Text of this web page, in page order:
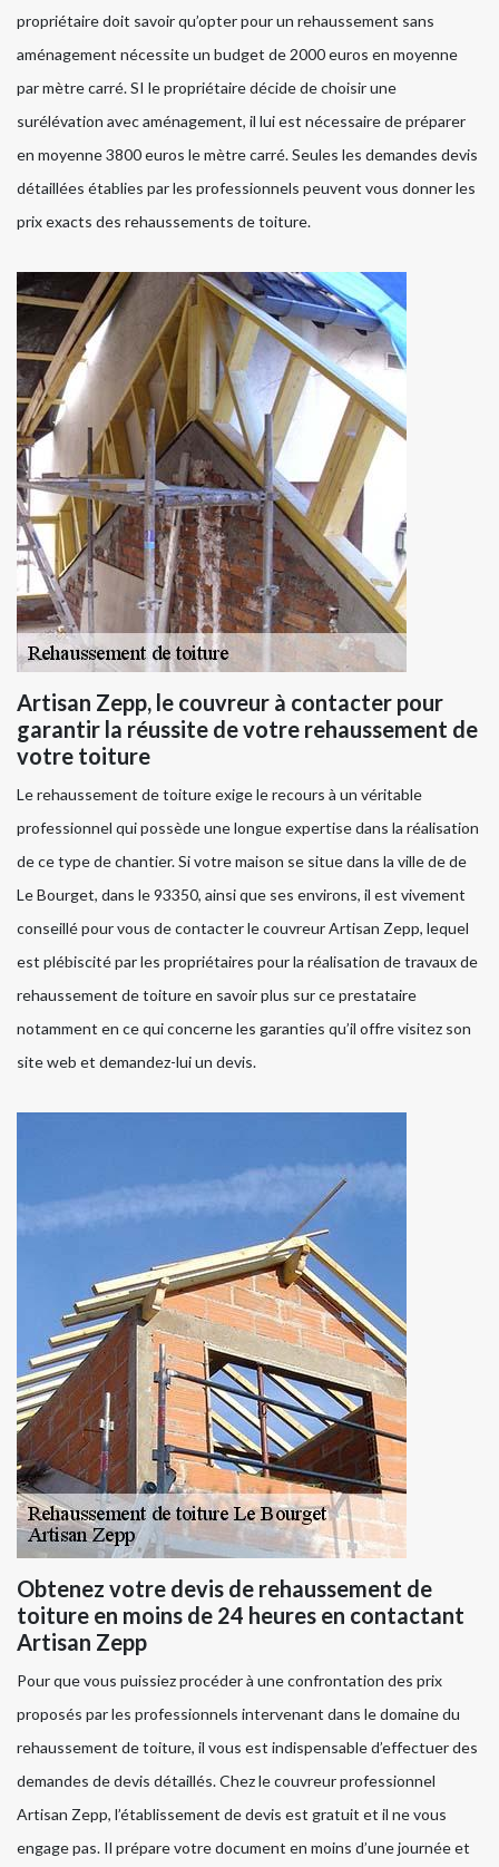
propriétaire doit savoir qu’opter pour un rehaussement sans
aménagement nécessite un budget de 2000 euros en moyenne
par mètre carré. SI le propriétaire décide de choisir une
surélévation avec aménagement, il lui est nécessaire de préparer
en moyenne 3800 euros le mètre carré. Seules les demandes devis
détaillées établies par les professionnels peuvent vous donner les
prix exacts des rehaussements de toiture.
Artisan Zepp, le couvreur à contacter pour
garantir la réussite de votre rehaussement de
votre toiture
Le rehaussement de toiture exige le recours à un véritable
professionnel qui possède une longue expertise dans la réalisation
de ce type de chantier. Si votre maison se situe dans la ville de de
Le Bourget, dans le 93350, ainsi que ses environs, il est vivement
conseillé pour vous de contacter le couvreur Artisan Zepp, lequel
est plébiscité par les propriétaires pour la réalisation de travaux de
rehaussement de toiture en savoir plus sur ce prestataire
notamment en ce qui concerne les garanties qu’il offre visitez son
site web et demandez-lui un devis.
Obtenez votre devis de rehaussement de
toiture en moins de 24 heures en contactant
Artisan Zepp
Pour que vous puissiez procéder à une confrontation des prix
proposés par les professionnels intervenant dans le domaine du
rehaussement de toiture, il vous est indispensable d’effectuer des
demandes de devis détaillés. Chez le couvreur professionnel
Artisan Zepp, l’établissement de devis est gratuit et il ne vous
engage pas. Il prépare votre document en moins d’une journée et